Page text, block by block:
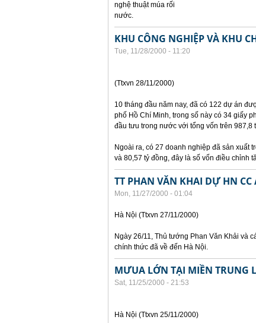
nghệ thuật múa rối
nước.
KHU CÔNG NGHIỆP VÀ KHU
Tue, 11/28/2000 - 11:20
(Ttxvn 28/11/2000)
10 tháng đầu năm nay, đã có 122 dự án
phố Hồ Chí Minh, trong số này có 34 giấy
đầu tưu trong nước với tổng vốn trên 987,8
Ngoài ra, có 27 doanh nghiệp đã sản xuất
và 80,57 tỷ đồng, đây là số vốn điều chỉnh
TT PHAN VĂN KHAI DỰ HN
Mon, 11/27/2000 - 01:04
Hà Nội (Ttxvn 27/11/2000)
Ngày 26/11, Thủ tướng Phan Văn Khải và
chính thức đã về đến Hà Nội.
MƯUA LỚN TẠI MIỀN TRUNG
Sat, 11/25/2000 - 21:53
Hà Nội (Ttxvn 25/11/2000)